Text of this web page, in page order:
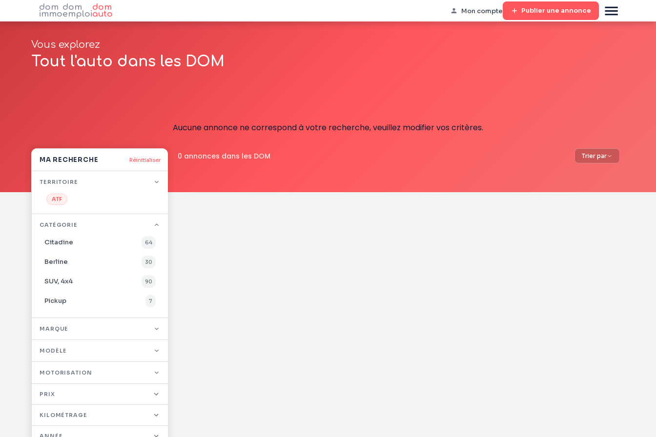
dom
immo
dom
emploi
dom
auto Mon compte Publier une annonce
Vous explorez
Tout l'auto dans les DOM
Aucune annonce ne correspond à votre recherche, veuillez modifier vos critères.
MA RECHERCHE Réinitialiser
TERRITOIRE
ATF
CATÉGORIE
Citadine 64
Berline 30
SUV, 4x4 90
Pickup 7
Utilitaire
MARQUE
MODÈLE
MOTORISATION
PRIX
KILOMÉTRAGE
0 annonces dans les DOM Trier par